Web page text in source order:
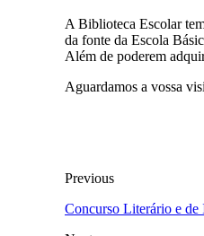
A Biblioteca Escolar
da fonte da Escola
Além de poderem
Aguardamos a vossa
Previous
Concurso Literário e de